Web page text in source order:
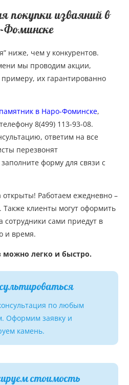
покупки изваяний в
Фоминске
ниже, чем у конкурентов.
мы проводим акции,
их гарантированно
в Наро-Фоминске,
8(499) 113-93-08.
ответим на все
перезвонят
форму для связи с
открыты! Работаем ежедневно –
Также клиенты могут оформить
сотрудники сами приедут в
и время.
легко и быстро.
по любым
Оформим заявку и
камень.
стоимость